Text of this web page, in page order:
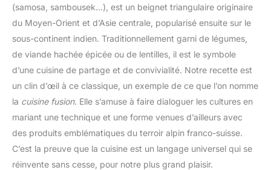
(samosa, sambousek…), est un beignet triangulaire originaire
du Moyen-Orient et d’Asie centrale, popularisé ensuite sur le
sous-continent indien. Traditionnellement garni de légumes,
de viande hachée épicée ou de lentilles, il est le symbole
d’une cuisine de partage et de convivialité. Notre recette est
un clin d’œil à ce classique, un exemple de ce que l’on nomme
la cuisine fusion. Elle s’amuse à faire dialoguer les cultures en
mariant une technique et une forme venues d’ailleurs avec
des produits emblématiques du terroir alpin franco-suisse.
C’est la preuve que la cuisine est un langage universel qui se
réinvente sans cesse, pour notre plus grand plaisir.